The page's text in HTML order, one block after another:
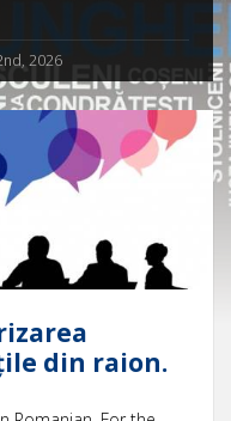
2026
din raion.